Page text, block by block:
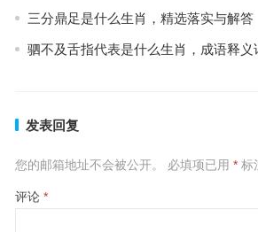
三分鼎足是什么生肖，精选落实与解答
驷不及舌指代表是什么生肖，成语释义
发表回复
您的邮箱地址不会被公开。 必填项已用 *标
评论 *